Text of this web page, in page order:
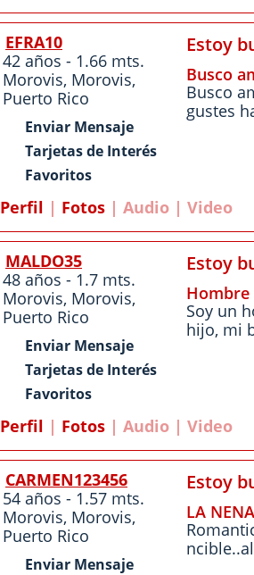
EFRA10
42 años - 1.66 mts.
Morovis, Morovis,
Puerto Rico
Enviar Mensaje
Tarjetas de Interés
Favoritos
Estoy
Busco
Busco
gustes
Perfil | Fotos | Audio | Video
MALDO35
48 años - 1.7 mts.
Morovis, Morovis,
Puerto Rico
Enviar Mensaje
Tarjetas de Interés
Favoritos
Estoy
Hombre
Soy un
hijo, mi
Perfil | Fotos | Audio | Video
CARMEN123456
54 años - 1.57 mts.
Morovis, Morovis,
Puerto Rico
Enviar Mensaje
Estoy
LA NENA